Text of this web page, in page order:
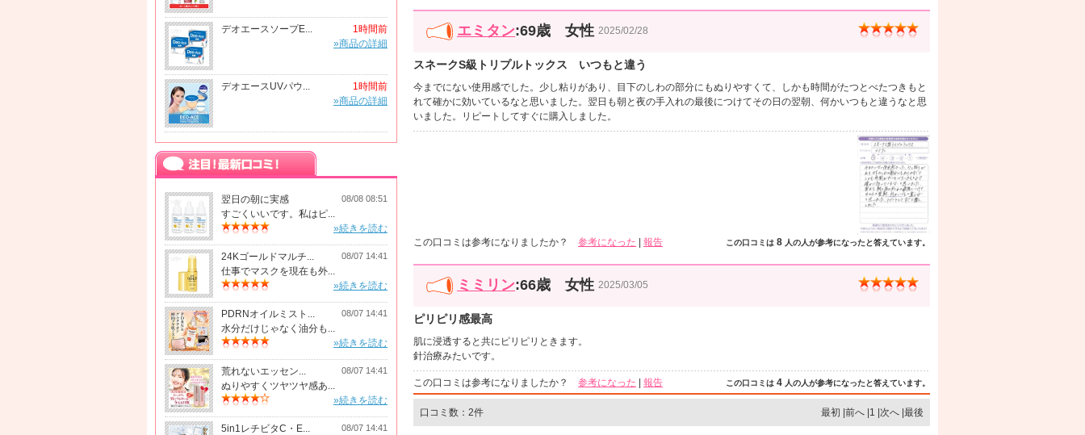
デオエースソープE...
1時間前
»商品の詳細
デオエースUVパウ...
1時間前
»商品の詳細
翌日の朝に実感 08/08 08:51
すごくいいです。私はピ...
»続きを読む
24Kゴールドマルチ... 08/07 14:41
仕事でマスクを現在も外...
»続きを読む
PDRNオイルミスト... 08/07 14:41
水分だけじゃなく油分も...
»続きを読む
荒れないエッセン... 08/07 14:41
ぬりやすくツヤツヤ感あ...
»続きを読む
5in1レチビタC・E... 08/07 14:41
エミタン:69歳 女性 2025/02/28
スネークS級トリプルトックス いつもと違う
今までにない使用感でした。少し粘りがあり、目下のしわの部分にもぬりやすくて、しかも時間がたつとべたつきもと
れて確かに効いているなと思いました。翌日も朝と夜の手入れの最後につけてその日の翌朝、何かいつもと違うなと思
いました。リピートしてすぐに購入しました。
この口コミは 8 人の人が参考になったと答えています。
この口コミは参考になりましたか？ 参考になった | 報告
ミミリン:66歳 女性 2025/03/05
ピリピリ感最高
肌に浸透すると共にピリピリときます。
針治療みたいです。
この口コミは 4 人の人が参考になったと答えています。
この口コミは参考になりましたか？ 参考になった | 報告
口コミ数：2件 最初 |前へ |1 |次へ |最後